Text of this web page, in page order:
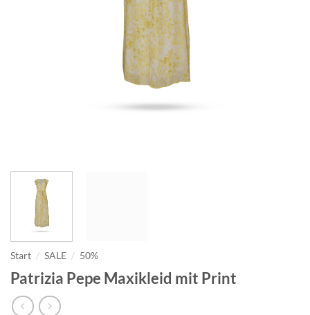
Start / SALE / 50%
Patrizia Pepe Maxikleid mit Print